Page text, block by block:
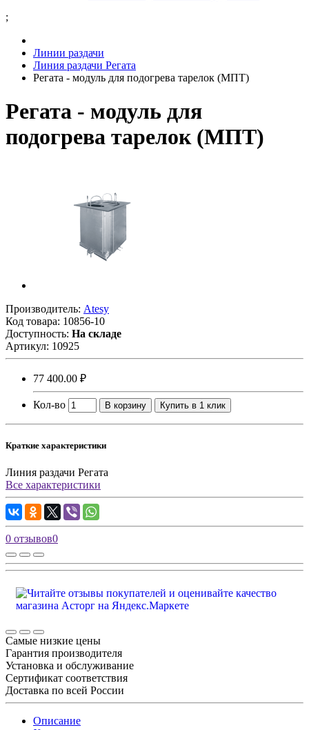
;
Линии раздачи
Линия раздачи Регата
Регата - модуль для подогрева тарелок (МПТ)
Регата - модуль для
подогрева тарелок (МПТ)
Производитель: Atesy
Код товара: 10856-10
Доступность: На складе
Артикул: 10925
77 400.00 ₽
Кол-во В корзину Купить в 1 клик
Краткие характеристики
Линия раздачи Регата
Все характеристики
0 отзывов0
Самые низкие цены
Гарантия производителя
Установка и обслуживание
Сертификат соответствия
Доставка по всей России
Описание